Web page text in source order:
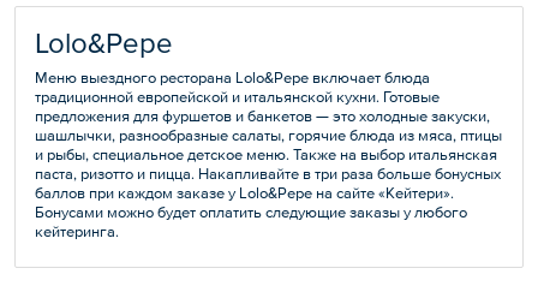
— Земляничный бисквит
— Апельсин-мята
Lolo&Pepe
Меню выездного ресторана Lolo&Pepe включает блюда
традиционной европейской и итальянской кухни. Готовые
предложения для фуршетов и банкетов — это холодные закуски,
шашлычки, разнообразные салаты, горячие блюда из мяса, птицы
и рыбы, специальное детское меню. Также на выбор итальянская
паста, ризотто и пицца. Накапливайте в три раза больше бонусных
баллов при каждом заказе у Lolo&Pepe на сайте «Кейтери».
Бонусами можно будет оплатить следующие заказы у любого
кейтеринга.